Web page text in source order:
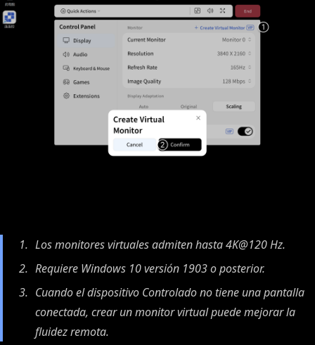
Los monitores virtuales admiten hasta 4K@120 Hz.
Requiere Windows 10 versión 1903 o posterior.
Cuando el dispositivo Controlado no tiene una pantalla
conectada, crear un monitor virtual puede mejorar la
fluidez remota.